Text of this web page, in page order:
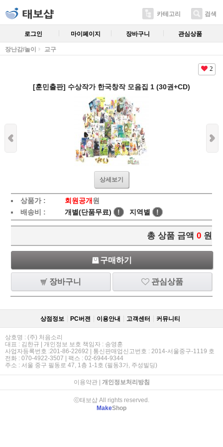
카테고리 검색
로그인 마이페이지 장바구니 관심상품
장난감/놀이 교구
2
[훈민출판] 수상작가 한국창작 모음집 1 (30권+CD)
상세보기
상품가 : 회원공개 원
배송비 :
개별(단품무료) ! 지역별 !
총 상품 금액 0 원
구매하기
장바구니 관심상품
상점정보 PC버젼 이용안내 고객센터 커뮤니티
상호명 : (주) 처음소리
대표 : 김한규 | 개인정보 보호 책임자 : 송영훈
사업자등록번호 :201-86-22692 | 통신판매업신고번호 : 2014-서울중구-1119 호
전화 : 070-4922-3507 | 팩스 : 02-6944-9344
주소 : 서울 중구 필동로 47, 1층 1-1호 (필동3가, 주성빌딩)
이용약관| 개인정보처리방침
ⓒ태보샵 All rights reserved.
MakeShop